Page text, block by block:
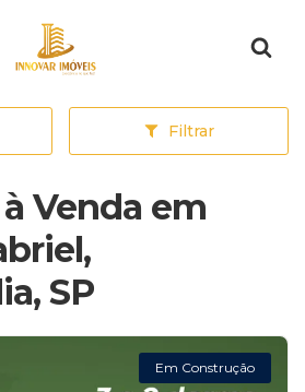
Página inicial
Filtrar
Venda em
SP
Em Construção